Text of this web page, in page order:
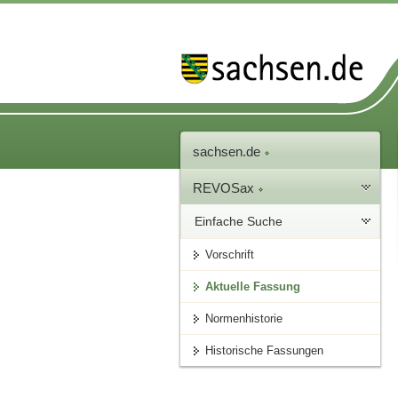
sachsen.de
REVOSax
Einfache Suche
Vorschrift
Aktuelle Fassung
Normenhistorie
Historische Fassungen